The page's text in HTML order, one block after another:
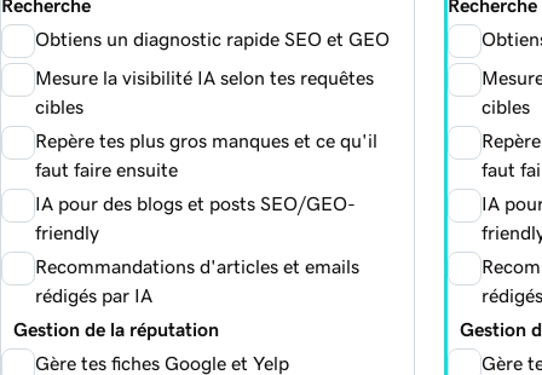
Recherche
Obtiens un diagnostic rapide SEO et GEO
Mesure la visibilité IA selon tes requêtes
cibles
Repère tes plus gros manques et ce qu'il
faut faire ensuite
IA pour des blogs et posts SEO/GEO-
friendly
Recommandations d'articles et emails
rédigés par IA
Gestion de la réputation
Gère tes fiches Google et Yelp
Recherche
cibles
faut
IA
Gestion
Gère